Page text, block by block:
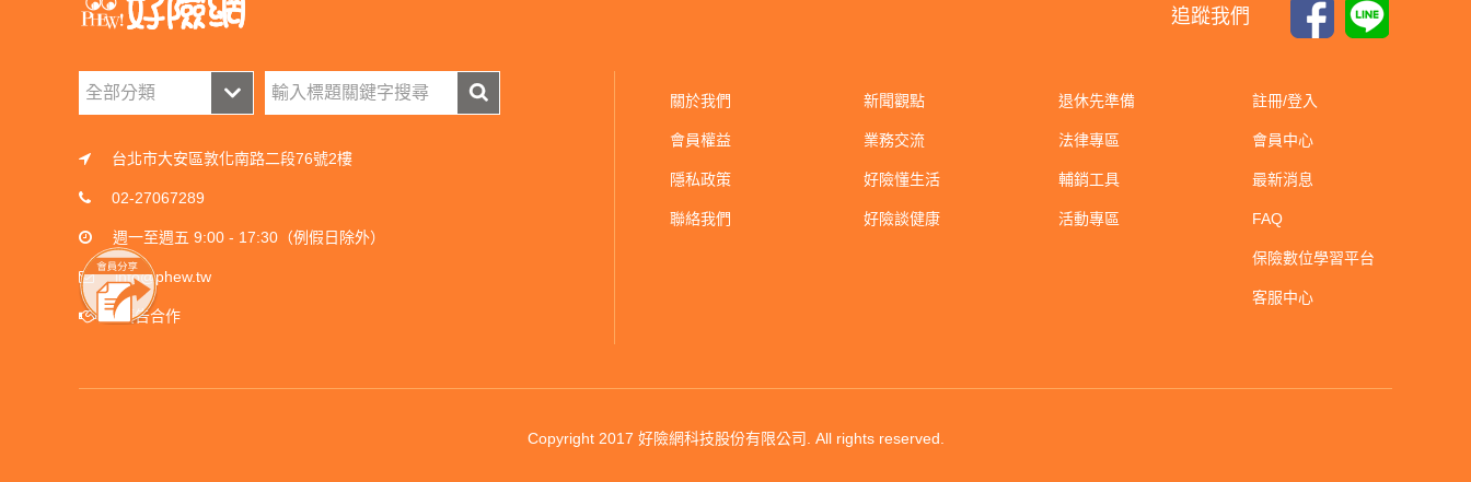
追蹤我們
台北市大安區敦化南路二段76號2樓
02-27067289
週一至週五 9:00 - 17:30（例假日除外）
info@phew.tw
廣告合作
關於我們
會員權益
隱私政策
聯絡我們
新聞觀點
業務交流
好險懂生活
好險談健康
退休先準備
法律專區
輔銷工具
活動專區
註冊/登入
會員中心
最新消息
FAQ
保險數位學習平台
客服中心
Copyright 2017 好險網科技股份有限公司. All rights reserved.